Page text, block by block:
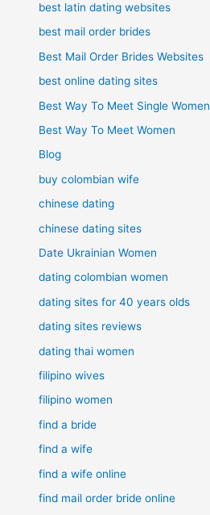
best latin dating websites
best mail order brides
Best Mail Order Brides Websites
best online dating sites
Best Way To Meet Single Women
Best Way To Meet Women
Blog
buy colombian wife
chinese dating
chinese dating sites
Date Ukrainian Women
dating colombian women
dating sites for 40 years olds
dating sites reviews
dating thai women
filipino wives
filipino women
find a bride
find a wife
find a wife online
find mail order bride online